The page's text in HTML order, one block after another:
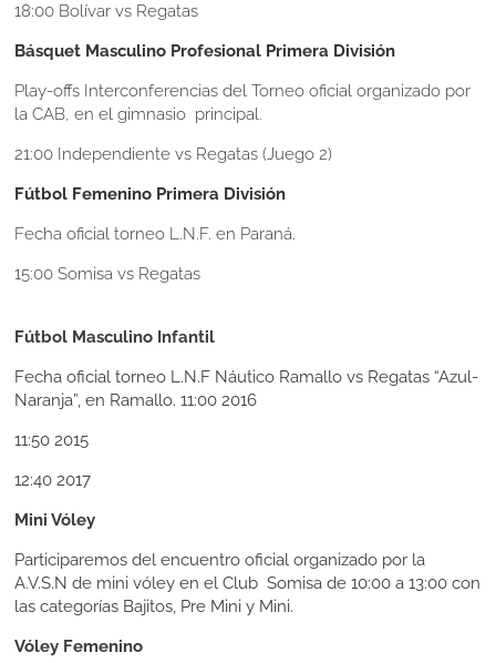
18:00 Bolívar vs Regatas
Básquet Masculino Profesional Primera División
Play-offs Interconferencias del Torneo oficial organizado por
la CAB, en el gimnasio principal.
21:00 Independiente vs Regatas (Juego 2)
Fútbol Femenino Primera División
Fecha oficial torneo L.N.F. en Paraná.
15:00 Somisa vs Regatas
Fútbol Masculino Infantil
Fecha oficial torneo L.N.F Náutico Ramallo vs Regatas “Azul-
Naranja”, en Ramallo. 11:00 2016
11:50 2015
12:40 2017
Mini Vóley
Participaremos del encuentro oficial organizado por la
A.V.S.N de mini vóley en el Club Somisa de 10:00 a 13:00 con
las categorías Bajitos, Pre Mini y Mini.
Vóley Femenino